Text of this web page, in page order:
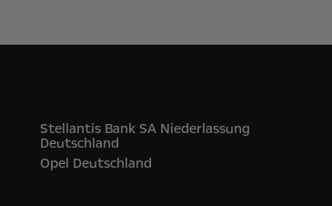
Stellantis Bank SA Niederlassung
Deutschland
Opel‎ Deutschland